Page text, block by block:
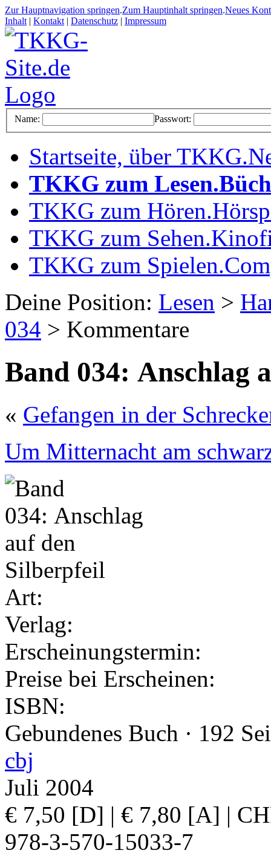
Zur Hauptnavigation springen.Zum Hauptinhalt springen.Neues
Inhalt | Kontakt | Datenschutz | Impressum
Name: Passwort:
Startseite, über TKKG.
TKKG zum Lesen.
TKKG zum Hören.
TKKG zum Sehen.
TKKG zum Spielen.
Deine Position: Lesen >
034 > Kommentare
Band 034: Anschlag
« Gefangen in der
Um Mitternacht am
Art:
Verlag:
Erscheinungstermin:
Preise bei Erscheinen:
ISBN:
Gebundenes Buch · 192
cbj
Juli 2004
€ 7,50 [D] | € 7,80 [A] |
978-3-570-15033-7